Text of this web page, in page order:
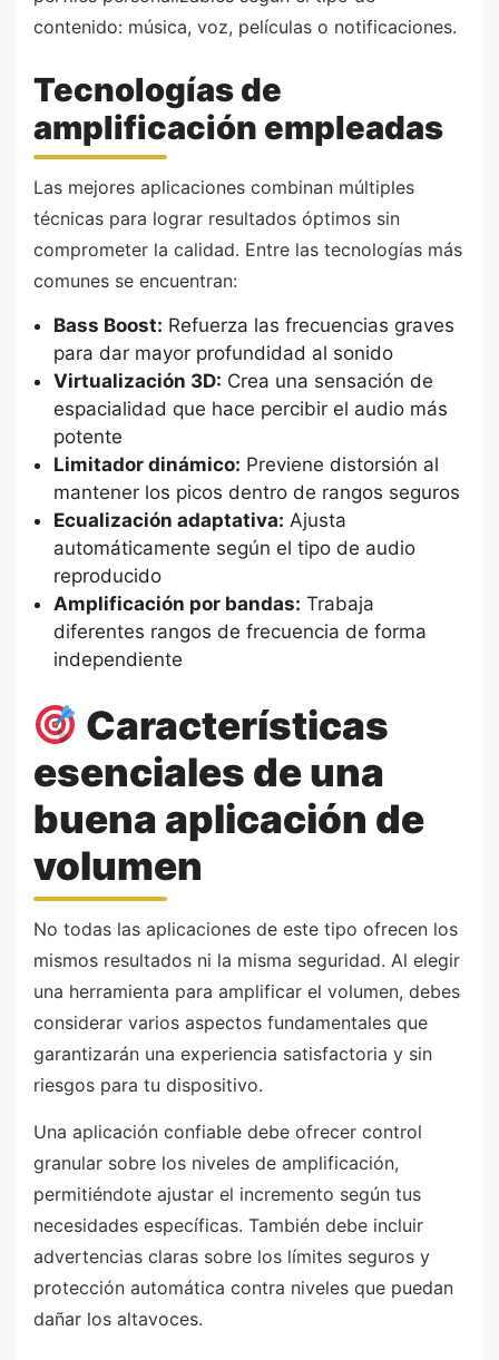
contenido: música, voz, películas o notificaciones.
Tecnologías de
amplificación empleadas
Las mejores aplicaciones combinan múltiples
técnicas para lograr resultados óptimos sin
comprometer la calidad. Entre las tecnologías más
comunes se encuentran:
Bass Boost: Refuerza las frecuencias graves
para dar mayor profundidad al sonido
Virtualización 3D: Crea una sensación de
espacialidad que hace percibir el audio más
potente
Limitador dinámico: Previene distorsión al
mantener los picos dentro de rangos seguros
Ecualización adaptativa: Ajusta
automáticamente según el tipo de audio
reproducido
Amplificación por bandas: Trabaja
diferentes rangos de frecuencia de forma
independiente
Características
esenciales de una
buena aplicación de
volumen
No todas las aplicaciones de este tipo ofrecen los
mismos resultados ni la misma seguridad. Al elegir
una herramienta para amplificar el volumen, debes
considerar varios aspectos fundamentales que
garantizarán una experiencia satisfactoria y sin
riesgos para tu dispositivo.
Una aplicación confiable debe ofrecer control
granular sobre los niveles de amplificación,
permitiéndote ajustar el incremento según tus
necesidades específicas. También debe incluir
advertencias claras sobre los límites seguros y
protección automática contra niveles que puedan
dañar los altavoces.